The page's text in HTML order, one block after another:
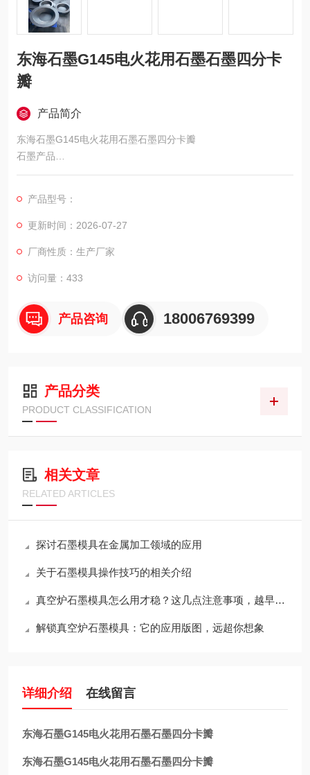
东海石墨G145电火花用石墨石墨四分卡
瓣
产品简介
东海石墨G145电火花用石墨石墨四分卡瓣
石墨产品
量指标高低，可分为普通功率、高功率和超高功率。石墨电极包
（1）普通功率石墨电极。允许使用电流密度低于 17A/厘米2的石
墨电极，主要用于炼钢、炼硅、炼黄磷等的普通功率电炉。
极，形成既能导电又耐高温氧化的保护层，降低炼钢时的电极消
耗。
产品型号：
更新时间：2026-07-27
厂商性质：生产厂家
访问量：433
产品咨询 18006769399
产品分类
PRODUCT CLASSIFICATION
相关文章
RELATED ARTICLES
探讨石墨模具在金属加工领域的应用
关于石墨模具操作技巧的相关介绍
真空炉石墨模具怎么用才稳？这几点注意事项，越早知道越省心
解锁真空炉石墨模具：它的应用版图，远超你想象
详细介绍 在线留言
东海石墨G145电火花用石墨石墨四分卡瓣
东海石墨G145电火花用石墨石墨四分卡瓣